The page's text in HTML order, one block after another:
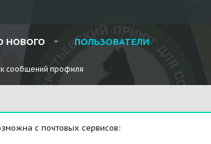
НОВОГО ПОЛЬЗОВАТЕЛИ
сообщений профиля
с почтовых сервисов: